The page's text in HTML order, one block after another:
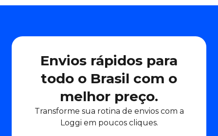
Envios rápidos para
todo o Brasil com o
melhor preço.
Transforme sua rotina de envios com a
Loggi em poucos cliques.